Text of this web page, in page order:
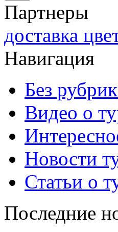
Партнеры
доставка
Навигация
Без
Видео о
Новости
Статьи о
Последние